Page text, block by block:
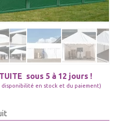
sous 5 à 12 jours !
disponibilité en stock et du paiement)